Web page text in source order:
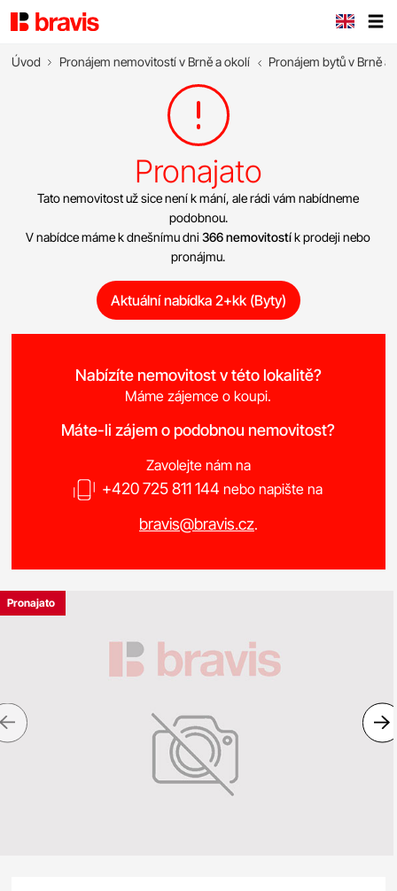
Úvod Pronájem nemovitostí v Brně a okolí Pronájem bytů v Brně a
Pronajato
Tato nemovitost už sice není k mání, ale rádi vám nabídneme
podobnou.
V nabídce máme k dnešnímu dni366 nemovitostík prodeji nebo
pronájmu.
Aktuální nabídka 2+kk (Byty)
Nabízíte nemovitost v této lokalitě?
Máme zájemce o koupi.
Máte-li zájem o podobnou nemovitost?
Zavolejte nám na
+420 725 811 144 nebo napište na
bravis@bravis.cz.
Pronajato